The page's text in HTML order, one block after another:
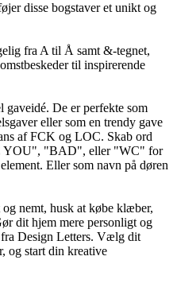
disse bogstaver et unikt og
fra A til Å samt &-tegnet,
til inspirerende
gaveidé. De er perfekte som
eller som en trendy gave
af FCK og LOC. Skab ord
"BAD", eller "WC" for
Eller som navn på døren
nemt, husk at købe klæber,
dit hjem mere personligt og
Design Letters. Vælg dit
og start din kreative